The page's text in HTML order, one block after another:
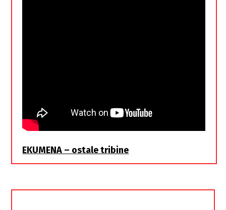
EKUMENA – ostale tribine